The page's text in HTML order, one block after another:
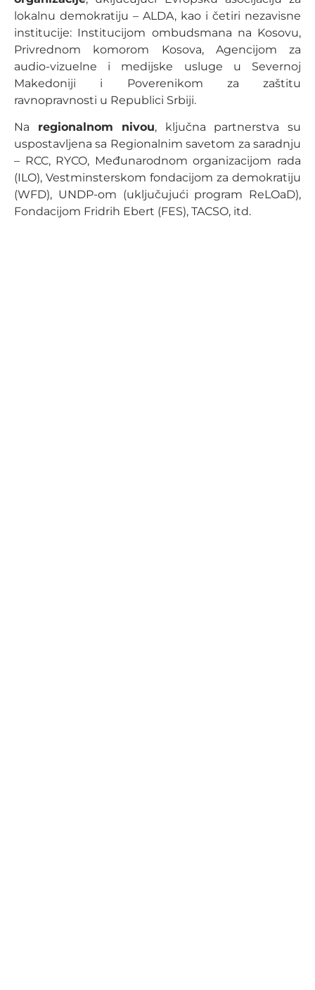
lokalnu demokratiju – ALDA, kao i četiri nezavisne
institucije: Institucijom ombudsmana na Kosovu,
Privrednom komorom Kosova, Agencijom za
audio-vizuelne i medijske usluge u Severnoj
Makedoniji i Poverenikom za zaštitu
ravnopravnosti u Republici Srbiji.
Na regionalnom nivou, ključna partnerstva su
uspostavljena sa Regionalnim savetom za saradnju
– RCC, RYCO, Međunarodnom organizacijom rada
(ILO), Vestminsterskom fondacijom za demokratiju
(WFD), UNDP-om (uključujući program ReLOaD),
Fondacijom Fridrih Ebert (FES), TACSO, itd.